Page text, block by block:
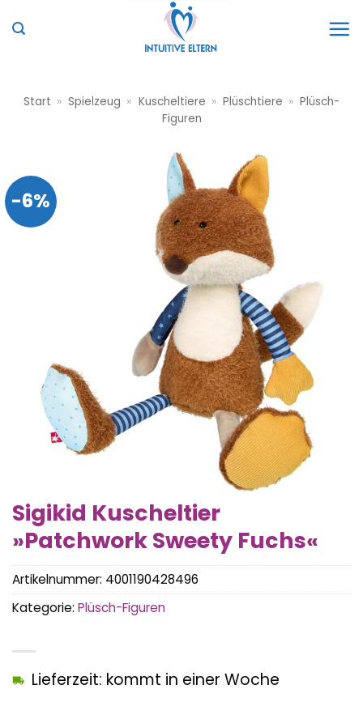
Inhalt
Start » Spielzeug » Kuscheltiere » Plüschtiere » Plüsch-
Figuren
-6%
Sigikid Kuscheltier
»Patchwork Sweety Fuchs«
Lieferzeit: kommt in einer Woche
Artikelnummer: 4001190428496
Kategorie: Plüsch-Figuren